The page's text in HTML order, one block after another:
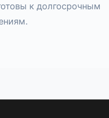
к долгосрочным